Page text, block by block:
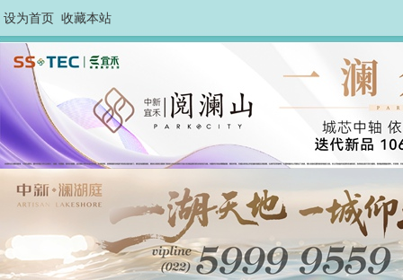
设为首页 收藏本站